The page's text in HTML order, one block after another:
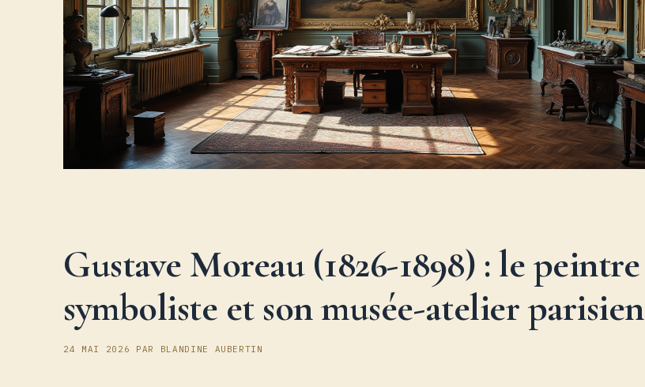
Gustave Moreau (1826-1898) : le peintre
symboliste et son musée-atelier parisien
24 MAI 2026 PAR BLANDINE AUBERTIN